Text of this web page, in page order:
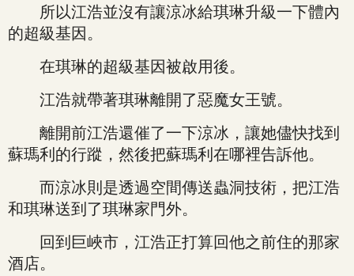
所以江浩並沒有讓涼冰給琪琳升級一下體內
的超級基因。
在琪琳的超級基因被啟用後。
江浩就帶著琪琳離開了惡魔女王號。
離開前江浩還催了一下涼冰，讓她儘快找到
蘇瑪利的行蹤，然後把蘇瑪利在哪裡告訴他。
而涼冰則是透過空間傳送蟲洞技術，把江浩
和琪琳送到了琪琳家門外。
回到巨峽市，江浩正打算回他之前住的那家
酒店。